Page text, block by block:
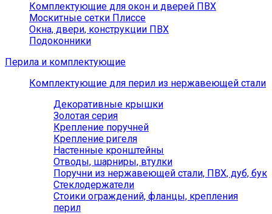
Комплектующие для окон и дверей ПВХ
Москитные сетки Плиссе
Окна, двери, конструкции ПВХ
Подоконники
Перила и комплектующие
Комплектующие для перил из нержавеющей стали
Декоративные крышки
Золотая серия
Крепление поручней
Крепление ригеля
Настенные кронштейны
Отводы, шарниры, втулки
Поручни из нержавеющей стали, ПВХ, дуб, бук
Стеклодержатели
Стоики ограждений, фланцы, крепления
перил